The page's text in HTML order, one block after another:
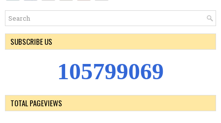
SUBSCRIBE US
105799069
TOTAL PAGEVIEWS